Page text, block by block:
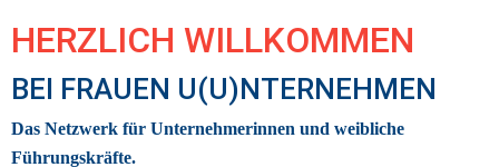
HERZLICH WILLKOMMEN
BEI FRAUEN U(U)NTERNEHMEN
Das Netzwerk für Unternehmerinnen und weibliche
Führungskräfte.